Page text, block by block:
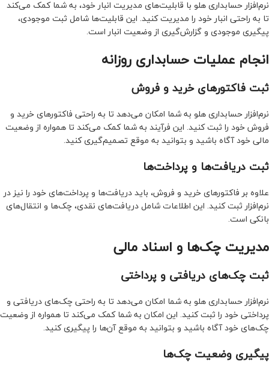
نرم‌افزار حسابداری هلو با قابلیت‌های مدیریت انبار خود، به شما کمک می‌کند
تا به راحتی انبار خود را مدیریت کنید. این قابلیت‌ها شامل ثبت موجودی،
پیگیری موجودی و گزارش‌گیری از وضعیت انبار است.
انجام عملیات حسابداری روزانه
ثبت فاکتورهای خرید و فروش
نرم‌افزار حسابداری هلو به شما امکان می‌دهد تا به راحتی فاکتورهای خرید و
فروش خود را ثبت کنید. این فرآیند به شما کمک می‌کند تا همواره از وضعیت
مالی خود آگاه باشید و بتوانید به موقع تصمیم‌گیری کنید.
ثبت دریافت‌ها و پرداخت‌ها
علاوه بر فاکتورهای خرید و فروش، باید دریافت‌ها و پرداخت‌های خود را نیز در
نرم‌افزار ثبت کنید. این اطلاعات شامل دریافت‌های نقدی، چک‌ها و انتقال‌های
بانکی است.
مدیریت چک‌ها و اسناد مالی
ثبت چک‌های دریافتی و پرداختی
نرم‌افزار حسابداری هلو به شما امکان می‌دهد تا به راحتی چک‌های دریافتی و
پرداختی خود را ثبت کنید. این امکان به شما کمک می‌کند تا همواره از وضعیت
چک‌های خود آگاه باشید و بتوانید به موقع آن‌ها را پیگیری کنید.
پیگیری وضعیت چک‌ها